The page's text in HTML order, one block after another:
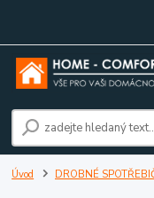
Úvod DROBNÉ